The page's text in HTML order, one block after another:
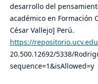
desarrollo del
académico en Formación
César Vallejo] Perú.
https://
20.500.12692/5338/
sequence=1&isAllowed=y